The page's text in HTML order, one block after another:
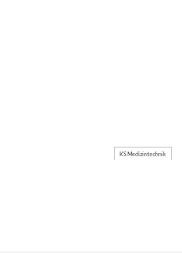
KS Medizintechnik